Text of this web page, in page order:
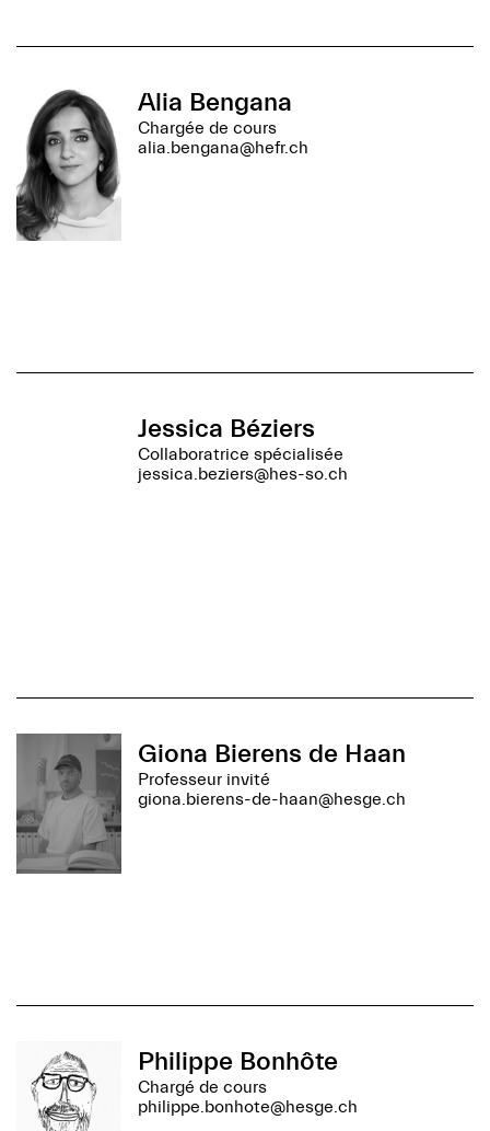
Alia Bengana
Chargée de cours
alia.bengana@hefr.ch
Jessica Béziers
Collaboratrice spécialisée
jessica.beziers@hes-so.ch
Giona Bierens de Haan
Professeur invité
giona.bierens-de-haan@hesge.ch
Philippe Bonhôte
Chargé de cours
philippe.bonhote@hesge.ch